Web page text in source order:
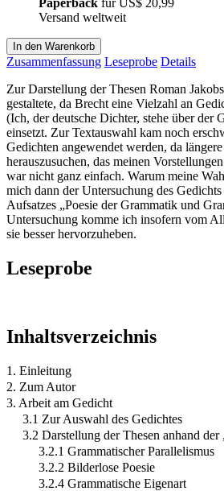
Versand weltweit
In den Warenkorb
Zusammenfassung Leseprobe Details
Zur Darstellung der Thesen Roman
gestaltete, da Brecht eine Vielzahl an
(Ich, der deutsche Dichter, stehe über der
einsetzt. Zur Textauswahl kam noch
Gedichten angewendet werden, da
herauszusuchen, das meinen
war nicht ganz einfach. Warum meine
mich dann der Untersuchung des
Aufsatzes „Poesie der Grammatik und
Untersuchung komme ich insofern vom
sie besser hervorzuheben.
Leseprobe
Inhaltsverzeichnis
1. Einleitung
2. Zum Autor
3. Arbeit am Gedicht
3.1 Zur Auswahl des Gedichtes
3.2 Darstellung der Thesen anhand der
3.2.1 Grammatischer Parallelismus
3.2.2 Bilderlose Poesie
3.2.4 Grammatische Eigenart